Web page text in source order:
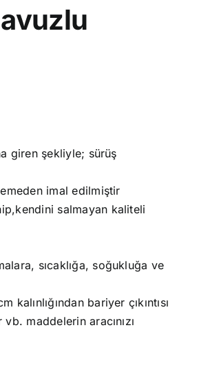
giren şekliyle; sürüş
imal edilmiştir
salmayan kaliteli
sıcaklığa, soğukluğa ve
bariyer çıkıntısı
maddelerin aracınızı